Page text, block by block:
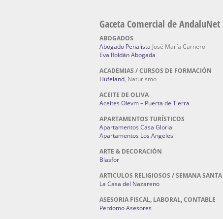
Gaceta Comercial de AndaluNet
ABOGADOS
Abogado Penalista José María Carnero
Eva Roldán Abogada
ACADEMIAS / CURSOS DE FORMACIÓN
Hufeland, Naturismo
ACEITE DE OLIVA
Aceites Olevm – Puerta de Tierra
APARTAMENTOS TURÍSTICOS
Apartamentos Casa Gloria
Apartamentos Los Angeles
ARTE & DECORACIÓN
Blasfor
ARTICULOS RELIGIOSOS / SEMANA SANTA
La Casa del Nazareno
ASESORIA FISCAL, LABORAL, CONTABLE
Perdomo Asesores